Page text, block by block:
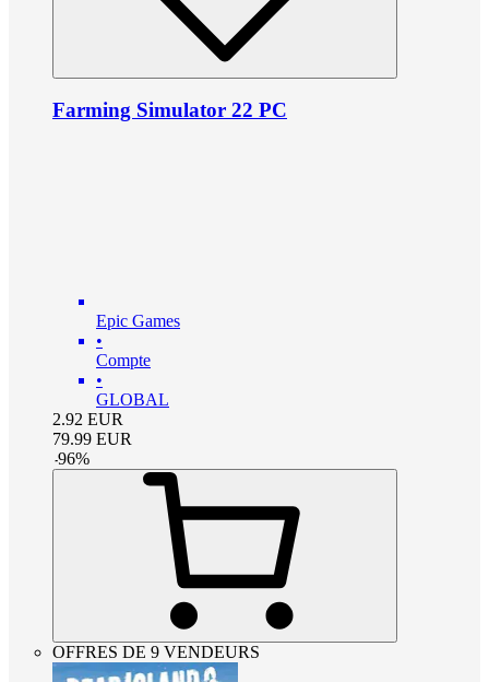
Farming Simulator 22 PC
Epic Games
•
Compte
•
GLOBAL
2.92 EUR
79.99 EUR
-96%
OFFRES DE 9 VENDEURS